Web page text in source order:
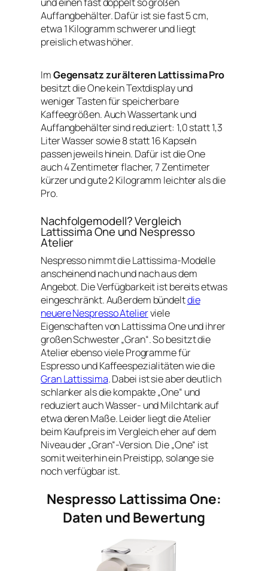
Auffangbehälter. Dafür ist sie fast 5 cm,
etwa 1 Kilogramm schwerer und liegt
preislich etwas höher.
ImGegensatz zur älteren Lattissima Pro
besitzt die One kein Textdisplay und
weniger Tasten für speicherbare
Kaffeegrößen. Auch Wassertank und
Auffangbehälter sind reduziert: 1,0 statt 1,3
Liter Wasser sowie 8 statt 16 Kapseln
passen jeweils hinein. Dafür ist die One
auch 4 Zentimeter flacher, 7 Zentimeter
kürzer und gute 2 Kilogramm leichter als die
Pro.
Nachfolgemodell? Vergleich
Lattissima One und Nespresso
Atelier
Nespresso nimmt die Lattissima-Modelle
anscheinend nach und nach aus dem
Angebot. Die Verfügbarkeit ist bereits etwas
eingeschränkt. Außerdem bündeltdie
neuere Nespresso Atelierviele
Eigenschaften von Lattissima One und ihrer
großen Schwester „Gran“. So besitzt die
Atelier ebenso viele Programme für
Espresso und Kaffeespezialitäten wie die
Gran Lattissima. Dabei ist sie aber deutlich
schlanker als die kompakte „One“ und
reduziert auch Wasser- und Milchtank auf
etwa deren Maße. Leider liegt die Atelier
beim Kaufpreis im Vergleich eher auf dem
Niveau der „Gran“-Version. Die „One“ ist
somit weiterhin ein Preistipp, solange sie
noch verfügbar ist.
Nespresso Lattissima One:
Daten und Bewertung